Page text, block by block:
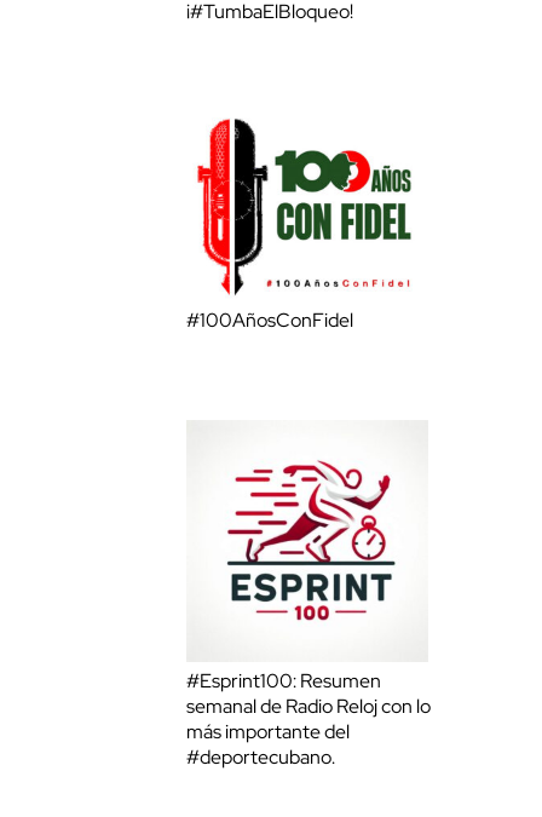
¡#TumbaElBloqueo!
#100AñosConFidel
#Esprint100: Resumen
semanal de Radio Reloj con lo
más importante del
#deportecubano.